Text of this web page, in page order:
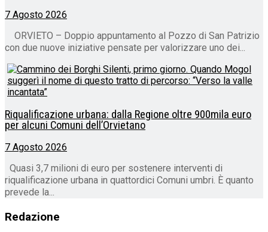
7 Agosto 2026
ORVIETO – Doppio appuntamento al Pozzo di San Patrizio
con due nuove iniziative pensate per valorizzare uno dei...
Riqualificazione urbana: dalla Regione oltre 900mila euro
per alcuni Comuni dell’Orvietano
7 Agosto 2026
Quasi 3,7 milioni di euro per sostenere interventi di
riqualificazione urbana in quattordici Comuni umbri. È quanto
prevede la...
Redazione